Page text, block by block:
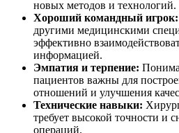
новых методов и технологий.
Хороший командный игрок:
другими медицинскими
эффективно
информацией.
Эмпатия и терпение:
пациентов важны для
отношений и улучшения
Технические навыки:
требует высокой точности и
операций.